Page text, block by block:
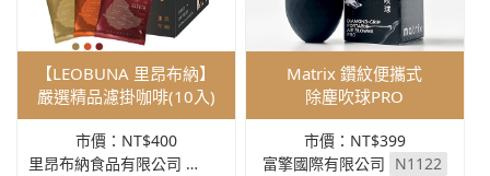
【LEOBUNA 里昂布納】
嚴選精品濾掛咖啡(10入)
市價：NT$400
里昂布納食品有限公司N1129
Matrix 鑽紋便攜式
除塵吹球PRO
市價：NT$399
富擎國際有限公司 N1122